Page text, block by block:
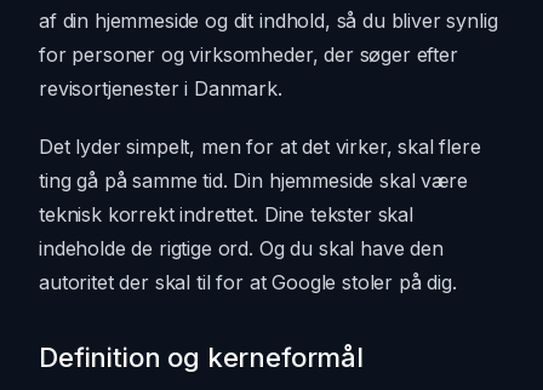
af din hjemmeside og dit indhold, så du bliver synlig
for personer og virksomheder, der søger efter
revisortjenester i Danmark.
Det lyder simpelt, men for at det virker, skal flere
ting gå på samme tid. Din hjemmeside skal være
teknisk korrekt indrettet. Dine tekster skal
indeholde de rigtige ord. Og du skal have den
autoritet der skal til for at Google stoler på dig.
Definition og kerneformål